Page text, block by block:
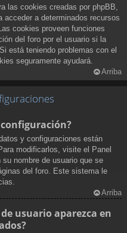
las cookies creadas por phpBB,
acceder a determinados recursos
cookies proveen funciones
del foro por el usuario si la
está teniendo problemas con el
seguramente ayudará.
Arriba
y configuraciones están
modificarlos, visite el Panel
nombre de usuario que se
del foro. Este sistema le
Arriba
usuario aparezca en